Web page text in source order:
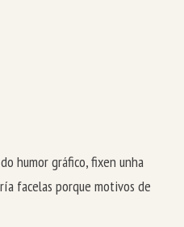
humor gráfico, fixen unha
facelas porque motivos de